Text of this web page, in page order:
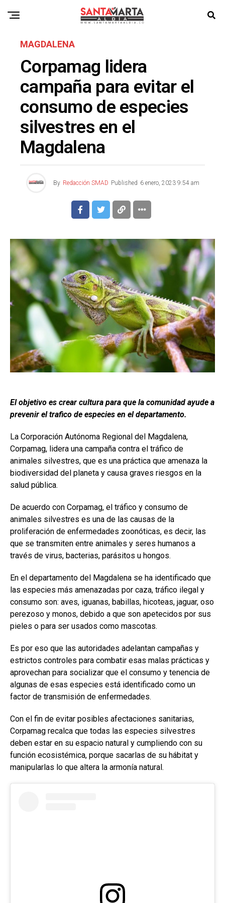
MAGDALENA
Corpamag lidera
campaña para evitar el
consumo de especies
silvestres en el
Magdalena
By Redacción SMAD Published 6 enero, 2023 9:54 am
El objetivo es crear cultura para que la comunidad ayude a
prevenir el trafico de especies en el departamento.
La Corporación Autónoma Regional del Magdalena,
Corpamag, lidera una campaña contra el tráfico de
animales silvestres, que es una práctica que amenaza la
biodiversidad del planeta y causa graves riesgos en la
salud pública.
De acuerdo con Corpamag, el tráfico y consumo de
animales silvestres es una de las causas de la
proliferación de enfermedades zoonóticas, es decir, las
que se transmiten entre animales y seres humanos a
través de virus, bacterias, parásitos u hongos.
En el departamento del Magdalena se ha identificado que
las especies más amenazadas por caza, tráfico ilegal y
consumo son: aves, iguanas, babillas, hicoteas, jaguar, oso
perezoso y monos, debido a que son apetecidos por sus
pieles o para ser usados como mascotas.
Es por eso que las autoridades adelantan campañas y
estrictos controles para combatir esas malas prácticas y
aprovechan para socializar que el consumo y tenencia de
algunas de esas especies está identificado como un
factor de transmisión de enfermedades.
Con el fin de evitar posibles afectaciones sanitarias,
Corpamag recalca que todas las especies silvestres
deben estar en su espacio natural y cumpliendo con su
función ecosistémica, porque sacarlas de su hábitat y
manipularlas lo que altera la armonía natural.